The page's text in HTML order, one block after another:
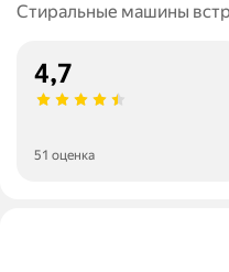
Стиральные машины
4,7
51 оценка